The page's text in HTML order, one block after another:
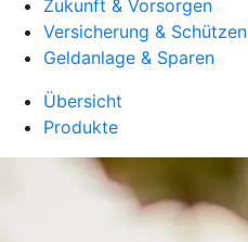
Zukunft & Vorsorgen
Versicherung & Schützen
Geldanlage & Sparen
Übersicht
Produkte